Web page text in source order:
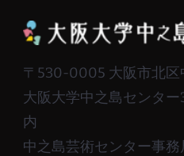
〒530-0005 大阪市北区
大阪大学中之島センター
内
中之島芸術センター事務